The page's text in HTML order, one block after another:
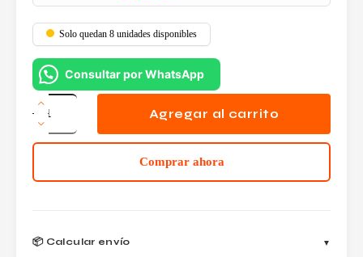
Solo quedan 8 unidades disponibles
Consultar por WhatsApp
Monitor
Gamer
Gigabyte
32
1ms
Agregar al carrito
Comprar ahora
📦 Calcular envío